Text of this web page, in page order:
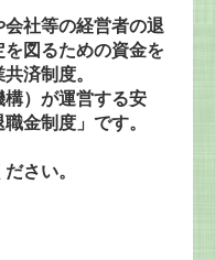
社等の経営者の退
図るための資金を
済制度。
構）が運営する安
金制度」です。
さい。